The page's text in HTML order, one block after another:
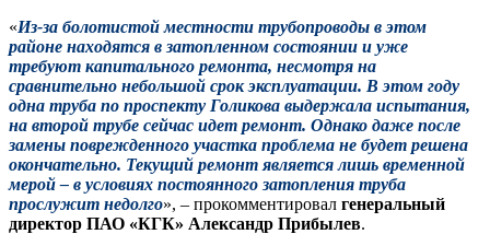
«Из-за болотистой местности трубопроводы в этом
районе находятся в затопленном состоянии и уже
требуют капитального ремонта, несмотря на
сравнительно небольшой срок эксплуатации. В этом году
одна труба по проспекту Голикова выдержала испытания,
на второй трубе сейчас идет ремонт. Однако даже после
замены поврежденного участка проблема не будет решена
окончательно. Текущий ремонт является лишь временной
мерой – в условиях постоянного затопления труба
прослужит недолго», – прокомментировал генеральный
директор ПАО «КГК» Александр Прибылев.